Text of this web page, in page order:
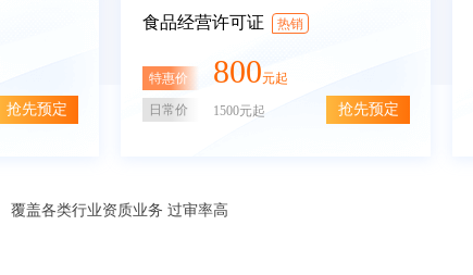
抢先预定
食品经营许可证 热销
特惠价 800元起
日常价 1500元起 抢先预定
覆盖各类行业资质业务 过审率高